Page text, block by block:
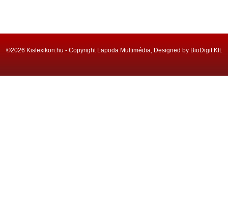
©2026 Kislexikon.hu - Copyright Lapoda Multimédia, Designed by BioDigit Kft.